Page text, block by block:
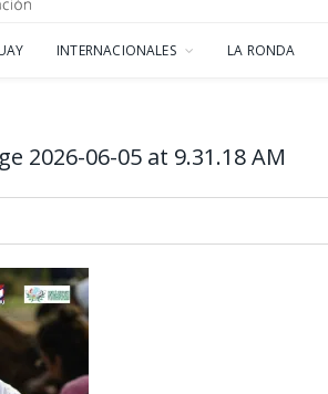
INTERNACIONALES LA RONDA
2026-06-05 at 9.31.18 AM